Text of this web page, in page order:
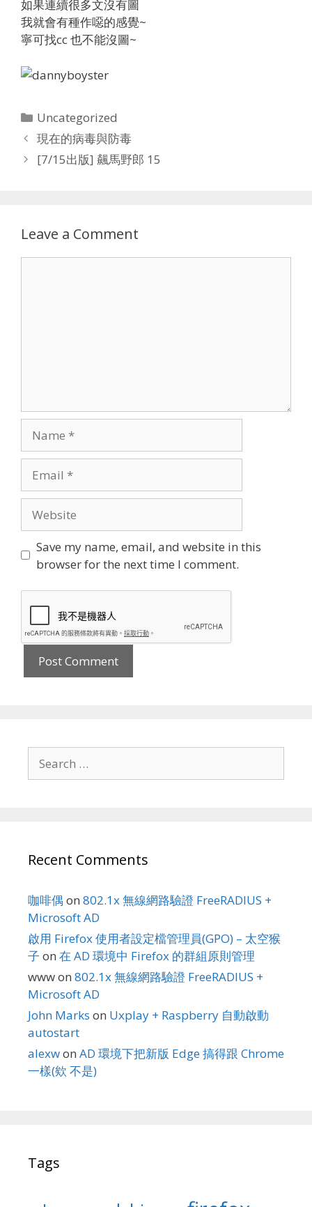
如果連續很多文沒有圖
我就會有種作噁的感覺~
寧可找cc 也不能沒圖~
Categories
Uncategorized
現在的病毒與防毒
[7/15出版] 飆馬野郎 15
Leave a Comment
Save my name, email, and website in this
browser for the next time I comment.
for:
Recent Comments
咖啡偶 on 802.1x 無線網路驗證 FreeRADIUS +
Microsoft AD
啟用 Firefox 使用者設定檔管理員(GPO) – 太空猴
子 on 在 AD 環境中 Firefox 的群組原則管理
wwwon 802.1x 無線網路驗證 FreeRADIUS +
Microsoft AD
John Marks on Uxplay + Raspberry 自動啟動
autostart
alexwon AD 環境下把新版 Edge 搞得跟 Chrome
一樣(欸 不是)
Tags